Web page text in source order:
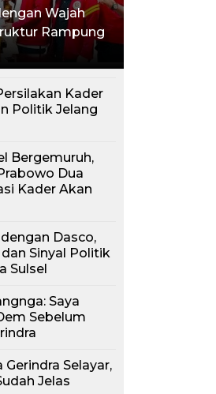
Wajah
Rampung
Kader
Politik Jelang
Bergemuruh,
Dua
Kader Akan
Dasco,
Sinyal Politik
Sulsel
Saya
Sebelum
Selayar,
Jelas